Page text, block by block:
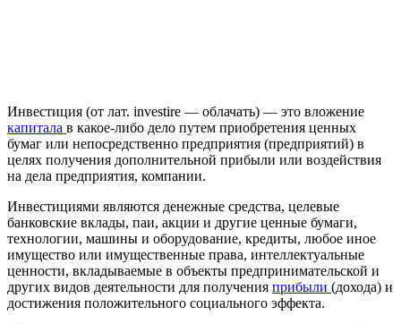
Инвестиция (от лат. investire — облачать) — это вложение
капитала в какое-либо дело путем приобретения ценных
бумаг или непосредственно предприятия (предприятий) в
целях получения дополнительной прибыли или воздействия
на дела предприятия, компании.
Инвестициями являются денежные средства, целевые
банковские вклады, паи, акции и другие ценные бумаги,
технологии, машины и оборудование, кредиты, любое иное
имущество или имущественные права, интеллектуальные
ценности, вкладываемые в объекты предпринимательской и
других видов деятельности для получения прибыли (дохода) и
достижения положительного социального эффекта.